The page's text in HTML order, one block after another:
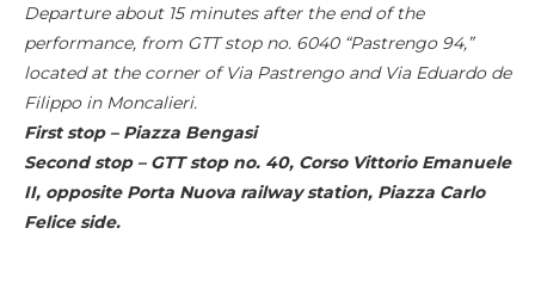
Departure about 15 minutes after the end of the
performance, from GTT stop no. 6040 “Pastrengo 94,”
located at the corner of Via Pastrengo and Via Eduardo de
Filippo in Moncalieri.
First stop – Piazza Bengasi
Second stop – GTT stop no. 40, Corso Vittorio Emanuele
II, opposite Porta Nuova railway station, Piazza Carlo
Felice side.